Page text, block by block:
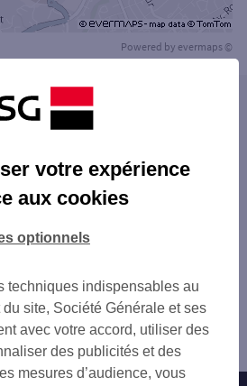
Powered by evermaps ©
dans les villes à
dans les départements
votre expérience
aux cookies
techniques indispensables au
site, Société Générale et ses
avec votre accord, utiliser des
des publicités et des
mesures d’audience, vous
optionnels